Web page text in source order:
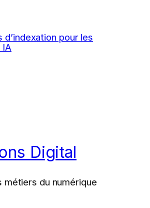
d’indexation pour les
IA
Digital
métiers du numérique